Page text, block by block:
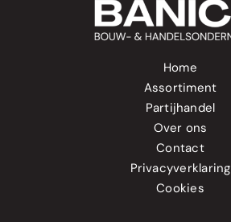
Home
Assortiment
Partijhandel
Over ons
Contact
Privacyverklaring
Cookies